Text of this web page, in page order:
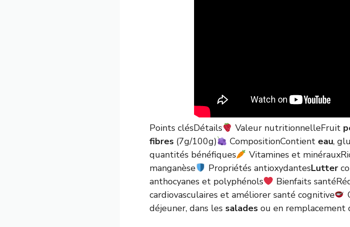
Points clésDétails Valeur nutritionnelleFruit
fibres (7g/100g) CompositionContient eau,
quantités bénéfiques
Vitamines et
manganèse
Propriétés antioxydantesLutter
anthocyanes et polyphénols
Bienfaits
cardiovasculaires et améliorer santé cognitive
déjeuner, dans les salades ou en remplacement